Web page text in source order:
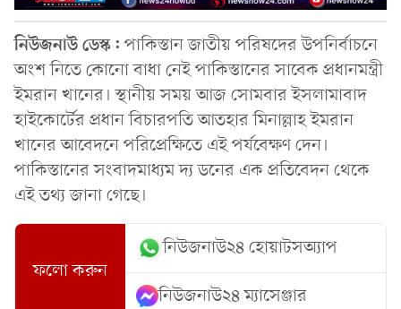
নিউজনাউ ডেস্ক: পাকিস্তান জাতীয় পরিষদের উপনির্বাচনে
অংশ নিতে কোনো বাধা নেই পাকিস্তানের সাবেক প্রধানমন্ত্রী
ইমরান খানের। স্থানীয় সময় আজ সোমবার ইসলামাবাদ
হাইকোর্টের প্রধান বিচারপতি আতহার মিনাল্লাহ ইমরান
খানের আবেদনে পরিপ্রেক্ষিতে এই পর্যবেক্ষণ দেন।
পাকিস্তানের সংবাদমাধ্যম দ্য ডনের এক প্রতিবেদন থেকে
এই তথ্য জানা গেছে।
ফলো করুন
নিউজনাউ২৪ হোয়াটসঅ্যাপ
নিউজনাউ২৪ ম্যাসেঞ্জার